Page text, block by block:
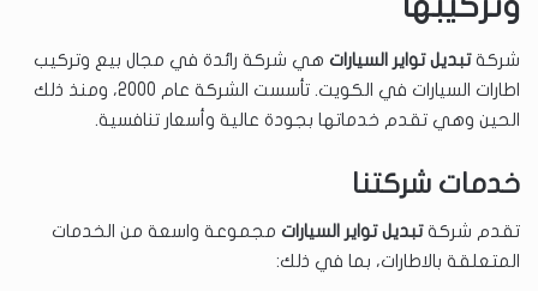
وتركيبها
شركةتبديل تواير السيارات هي شركة رائدة في مجال بيع وتركيب
اطارات السيارات في الكويت. تأسست الشركة عام 2000، ومنذ ذلك
الحين وهي تقدم خدماتها بجودة عالية وأسعار تنافسية.
خدمات شركتنا
تقدم شركةتبديل تواير السيارات مجموعة واسعة من الخدمات
المتعلقة بالاطارات، بما في ذلك: